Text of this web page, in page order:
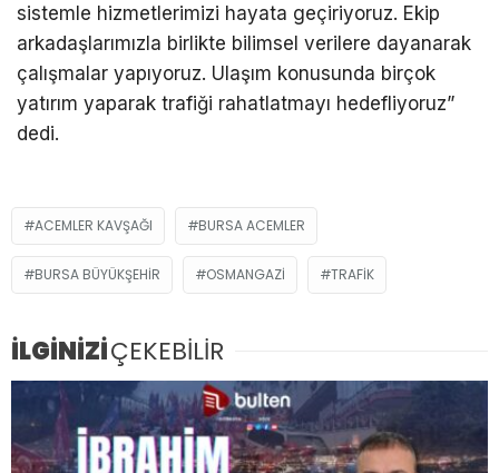
sistemle hizmetlerimizi hayata geçiriyoruz. Ekip
arkadaşlarımızla birlikte bilimsel verilere dayanarak
çalışmalar yapıyoruz. Ulaşım konusunda birçok
yatırım yaparak trafiği rahatlatmayı hedefliyoruz”
dedi.
ACEMLER KAVŞAĞI BURSA ACEMLER
BURSA BÜYÜKŞEHIR OSMANGAZI TRAFIK
İLGİNİZİÇEKEBİLİR